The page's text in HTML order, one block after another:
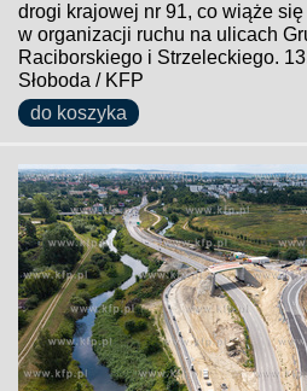
drogi krajowej nr 91, co wiąże
w organizacji ruchu na ulicach
Raciborskiego i Strzeleckiego.
Słoboda / KFP
do koszyka